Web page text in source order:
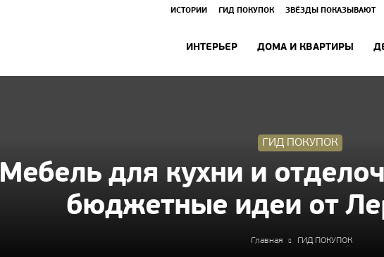
ИСТОРИИ ГИД ПОКУПОК ЗВЁЗДЫ ПОКАЗЫВАЮТ
ИНТЕРЬЕР ДОМА И КВАРТИРЫ
ГИД ПОКУПОК
Мебель для кухни и
бюджетные идеи от
Главная ГИД ПОКУПОК